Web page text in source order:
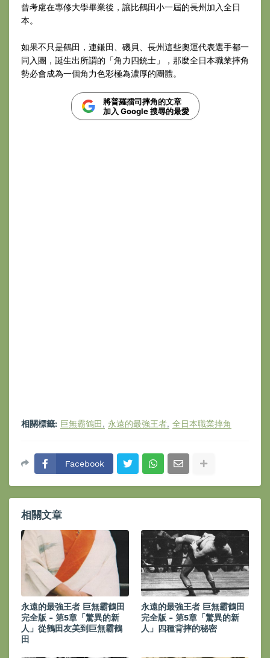
曾考慮在專修大學畢業後，讓比鶴田小一屆的長州加入全日
本。
如果不只是鶴田，連鎌田、磯貝、長州這些奧運代表選手都一
同入團，誕生出所謂的「角力四銃士」，那麼全日本職業摔角
勢必會成為一個角力色彩極為濃厚的團體。
將普羅擂司摔角的文章
加入 Google 搜尋的最愛
相關標籤: 巨無霸鶴田 永遠的最強王者 全日本職業摔角
Facebook
相關文章
永遠的最強王者 巨無霸鶴田
完全版 - 第5章「驚異的新
人」從鶴田友美到巨無霸鶴
田
永遠的最強王者 巨無霸鶴田
完全版 - 第5章「驚異的新
人」四種背摔的秘密